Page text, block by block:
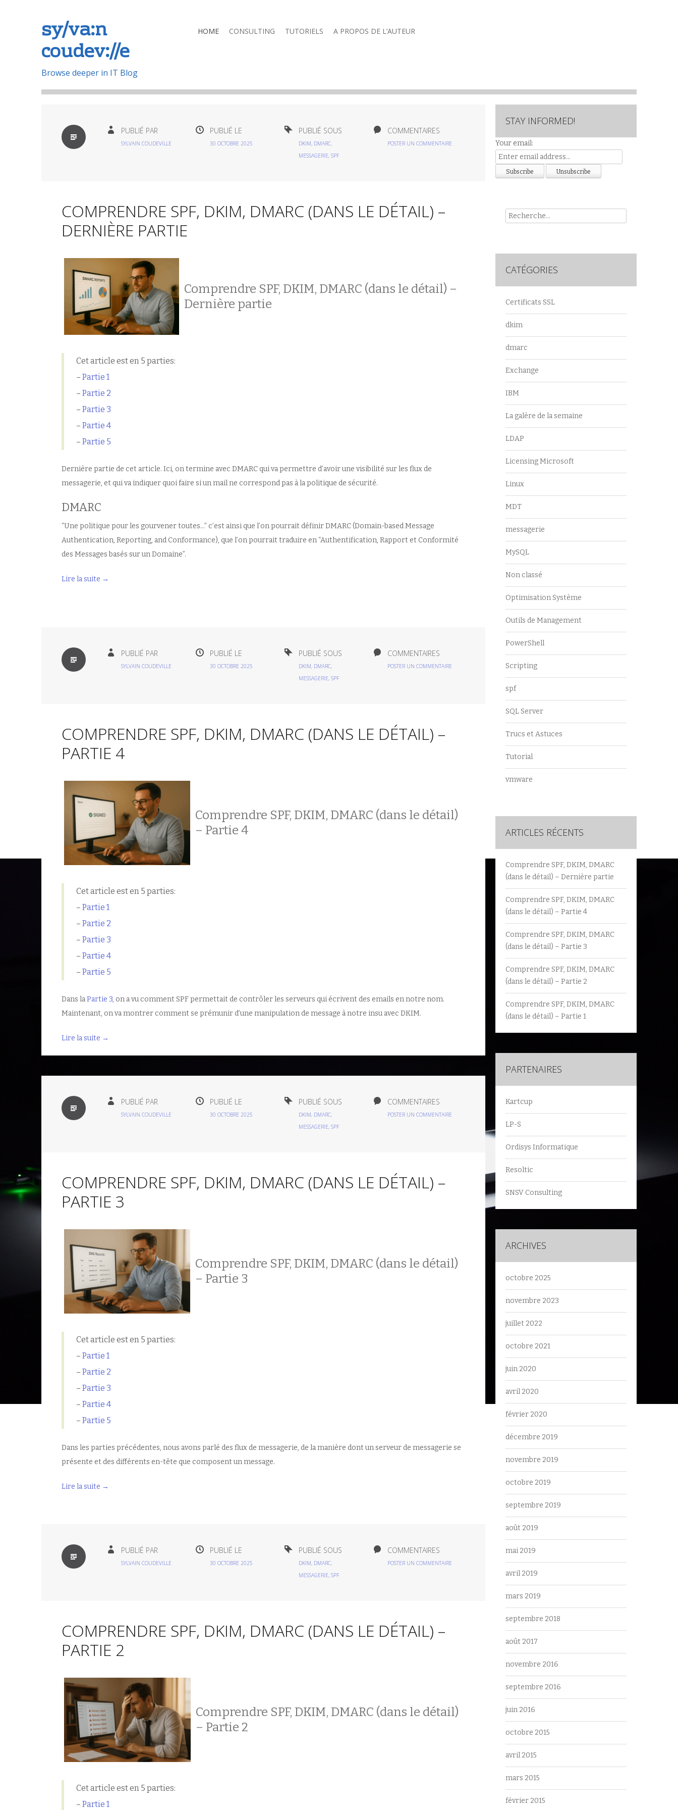
sy/va:n
coudev://e
Browse deeper in IT Blog
Aller
HOME CONSULTING TUTORIELS A PROPOS DE L’AUTEUR
PAR
DÉFAUT
PUBLIÉ PAR
SYLVAIN COUDEVILLE
PUBLIÉ LE
30 OCTOBRE 2025
PUBLIÉ SOUS
DKIM, DMARC,
MESSAGERIE, SPF
COMMENTAIRES
POSTER UN COMMENTAIRE
COMPRENDRE SPF, DKIM, DMARC (DANS LE DÉTAIL) –
DERNIÈRE PARTIE
Comprendre SPF, DKIM, DMARC (dans le détail) –
Dernière partie
Cet article est en 5 parties:
– Partie 1
– Partie 2
– Partie 3
– Partie 4
– Partie 5
Dernière partie de cet article. Ici, on termine avec DMARC qui va permettre d’avoir une visibilité sur les flux de
messagerie, et qui va indiquer quoi faire si un mail ne correspond pas à la politique de sécurité.
DMARC
“Une politique pour les gourvener toutes…” c’est ainsi que l’on pourrait définir DMARC (Domain-based Message
Authentication, Reporting, and Conformance), que l’on pourrait traduire en “Authentification, Rapport et Conformité
des Messages basés sur un Domaine”.
Lire la suite →
PAR
DÉFAUT
PUBLIÉ PAR
SYLVAIN COUDEVILLE
PUBLIÉ LE
30 OCTOBRE 2025
PUBLIÉ SOUS
DKIM, DMARC,
MESSAGERIE, SPF
COMMENTAIRES
POSTER UN COMMENTAIRE
COMPRENDRE SPF, DKIM, DMARC (DANS LE DÉTAIL) –
PARTIE 4
Comprendre SPF, DKIM, DMARC (dans le détail)
– Partie 4
Cet article est en 5 parties:
– Partie 1
– Partie 2
– Partie 3
– Partie 4
– Partie 5
Dans laPartie 3, on a vu comment SPF permettait de contrôler les serveurs qui écrivent des emails en notre nom.
Maintenant, on va montrer comment se prémunir d’une manipulation de message à notre insu avec DKIM.
Lire la suite →
PAR
DÉFAUT
PUBLIÉ PAR
SYLVAIN COUDEVILLE
PUBLIÉ LE
30 OCTOBRE 2025
PUBLIÉ SOUS
DKIM, DMARC,
MESSAGERIE, SPF
COMMENTAIRES
POSTER UN COMMENTAIRE
COMPRENDRE SPF, DKIM, DMARC (DANS LE DÉTAIL) –
PARTIE 3
Comprendre SPF, DKIM, DMARC (dans le détail)
– Partie 3
Cet article est en 5 parties:
– Partie 1
– Partie 2
– Partie 3
– Partie 4
– Partie 5
Dans les parties précédentes, nous avons parlé des flux de messagerie, de la manière dont un serveur de messagerie se
présente et des différents en-tête que composent un message.
Lire la suite →
PAR
DÉFAUT
PUBLIÉ PAR
SYLVAIN COUDEVILLE
PUBLIÉ LE
30 OCTOBRE 2025
PUBLIÉ SOUS
DKIM, DMARC,
MESSAGERIE, SPF
COMMENTAIRES
POSTER UN COMMENTAIRE
COMPRENDRE SPF, DKIM, DMARC (DANS LE DÉTAIL) –
PARTIE 2
Comprendre SPF, DKIM, DMARC (dans le détail)
– Partie 2
Cet article est en 5 parties:
– Partie 1
STAY INFORMED!
Your email:
Rech
CATÉGORIES
Certificats SSL
dkim
dmarc
Exchange
IBM
La galère de la semaine
LDAP
Licensing Microsoft
Linux
MDT
messagerie
MySQL
Non classé
Optimisation Système
Outils de Management
PowerShell
Scripting
spf
SQL Server
Trucs et Astuces
Tutorial
vmware
ARTICLES RÉCENTS
Comprendre SPF, DKIM, DMARC
(dans le détail) – Dernière partie
Comprendre SPF, DKIM, DMARC
(dans le détail) – Partie 4
Comprendre SPF, DKIM, DMARC
(dans le détail) – Partie 3
Comprendre SPF, DKIM, DMARC
(dans le détail) – Partie 2
Comprendre SPF, DKIM, DMARC
(dans le détail) – Partie 1
PARTENAIRES
Kartcup
LP-S
Ordisys Informatique
Resoltic
SNSV Consulting
ARCHIVES
octobre 2025
novembre 2023
juillet 2022
octobre 2021
juin 2020
avril 2020
février 2020
décembre 2019
novembre 2019
octobre 2019
septembre 2019
août 2019
mai 2019
avril 2019
mars 2019
septembre 2018
août 2017
novembre 2016
septembre 2016
juin 2016
octobre 2015
avril 2015
mars 2015
février 2015